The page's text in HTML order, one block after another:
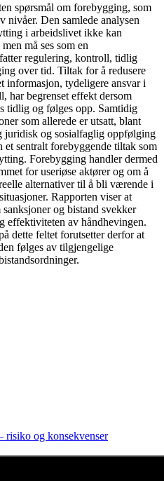
spørsmål om forebygging, som
nivåer. Den samlede analysen
i arbeidslivet ikke kan
må ses som en
regulering, kontroll, tidlig
over tid. Tiltak for å redusere
informasjon, tydeligere ansvar i
har begrenset effekt dersom
tidlig og følges opp. Samtidig
som allerede er utsatt, blant
juridisk og sosialfaglig oppfølging
sentralt forebyggende tiltak som
Forebygging handler dermed
for useriøse aktører og om å
alternativer til å bli værende i
Rapporten viser at
og bistand svekker
effektiviteten av håndhevingen.
dette feltet forutsetter derfor at
følges av tilgjengelige
risiko og konsekvenser